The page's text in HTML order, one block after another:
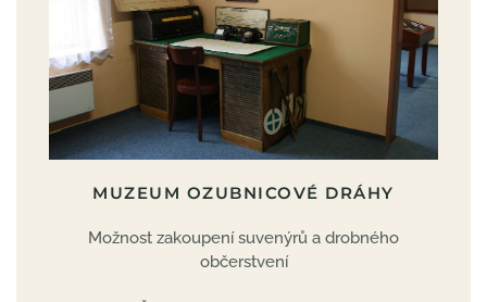
MUZEUM OZUBNICOVÉ DRÁHY
Možnost zakoupení suvenýrů a drobného
občerstvení